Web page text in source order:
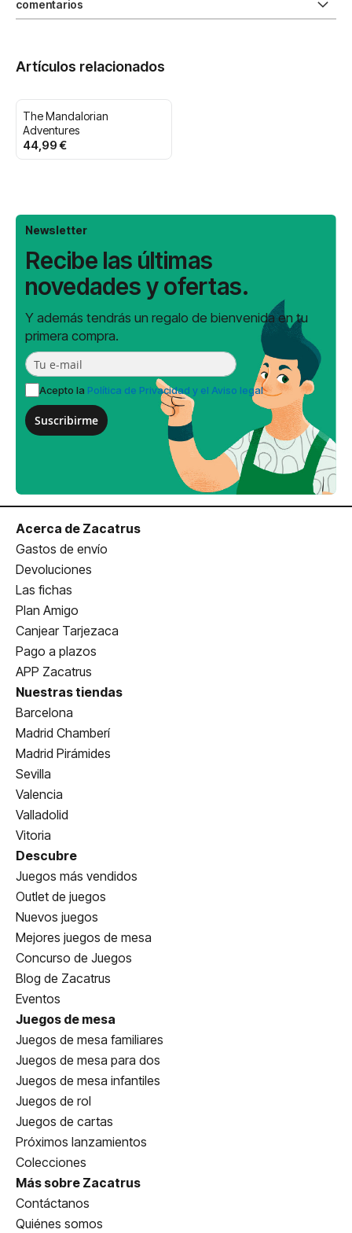
comentarios
Artículos relacionados
The Mandalorian
Adventures
44,99 €
Newsletter
Recibe las últimas
novedades y ofertas.
Y además tendrás un regalo de bienvenida en tu
primera compra.
Acepto la Política de Privacidad y el Aviso legal
Suscribirme
Acerca de Zacatrus
Gastos de envío
Devoluciones
Las fichas
Plan Amigo
Canjear Tarjezaca
Pago a plazos
APP Zacatrus
Nuestras tiendas
Barcelona
Madrid Chamberí
Madrid Pirámides
Sevilla
Valencia
Valladolid
Vitoria
Descubre
Juegos más vendidos
Outlet de juegos
Nuevos juegos
Mejores juegos de mesa
Concurso de Juegos
Blog de Zacatrus
Eventos
Juegos de mesa
Juegos de mesa familiares
Juegos de mesa para dos
Juegos de mesa infantiles
Juegos de rol
Juegos de cartas
Próximos lanzamientos
Colecciones
Más sobre Zacatrus
Contáctanos
Quiénes somos